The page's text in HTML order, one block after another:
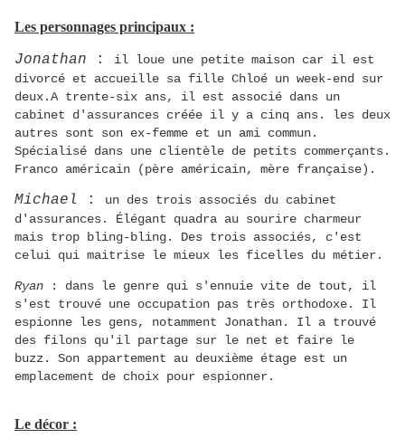
Les personnages principaux :
Jonathan :
il loue une petite maison car il est
divorcé et accueille sa fille Chloé un week-end sur
deux.A trente-six ans, il est associé dans un
cabinet d'assurances créée il y a cinq ans. les deux
autres sont son ex-femme et un ami commun.
Spécialisé dans une clientèle de petits commerçants.
Franco américain (père américain, mère française).
Michael :
un des trois associés du cabinet
d'assurances. Élégant quadra au sourire charmeur
mais trop bling-bling. Des trois associés, c'est
celui qui maitrise le mieux les ficelles du métier.
Ryan
: dans le genre qui s'ennuie vite de tout, il
s'est trouvé une occupation pas très orthodoxe. Il
espionne les gens, notamment Jonathan. Il a trouvé
des filons qu'il partage sur le net et faire le
buzz. Son appartement au deuxième étage est un
emplacement de choix pour espionner.
Le décor :